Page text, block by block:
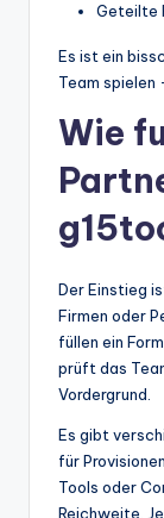
Geteilte
Es ist ein
Team spielen
Wie
Der Einstieg
Firmen oder
füllen ein
prüft das
Vordergrund.
Es gibt
für
Tools oder
Reichweite.